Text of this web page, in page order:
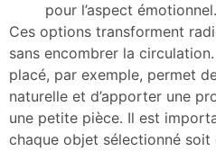
pour l’aspect émotionnel.
Ces options transforment
sans encombrer la circulation.
placé, par exemple, permet
naturelle et d’apporter une
une petite pièce. Il est
chaque objet sélectionné